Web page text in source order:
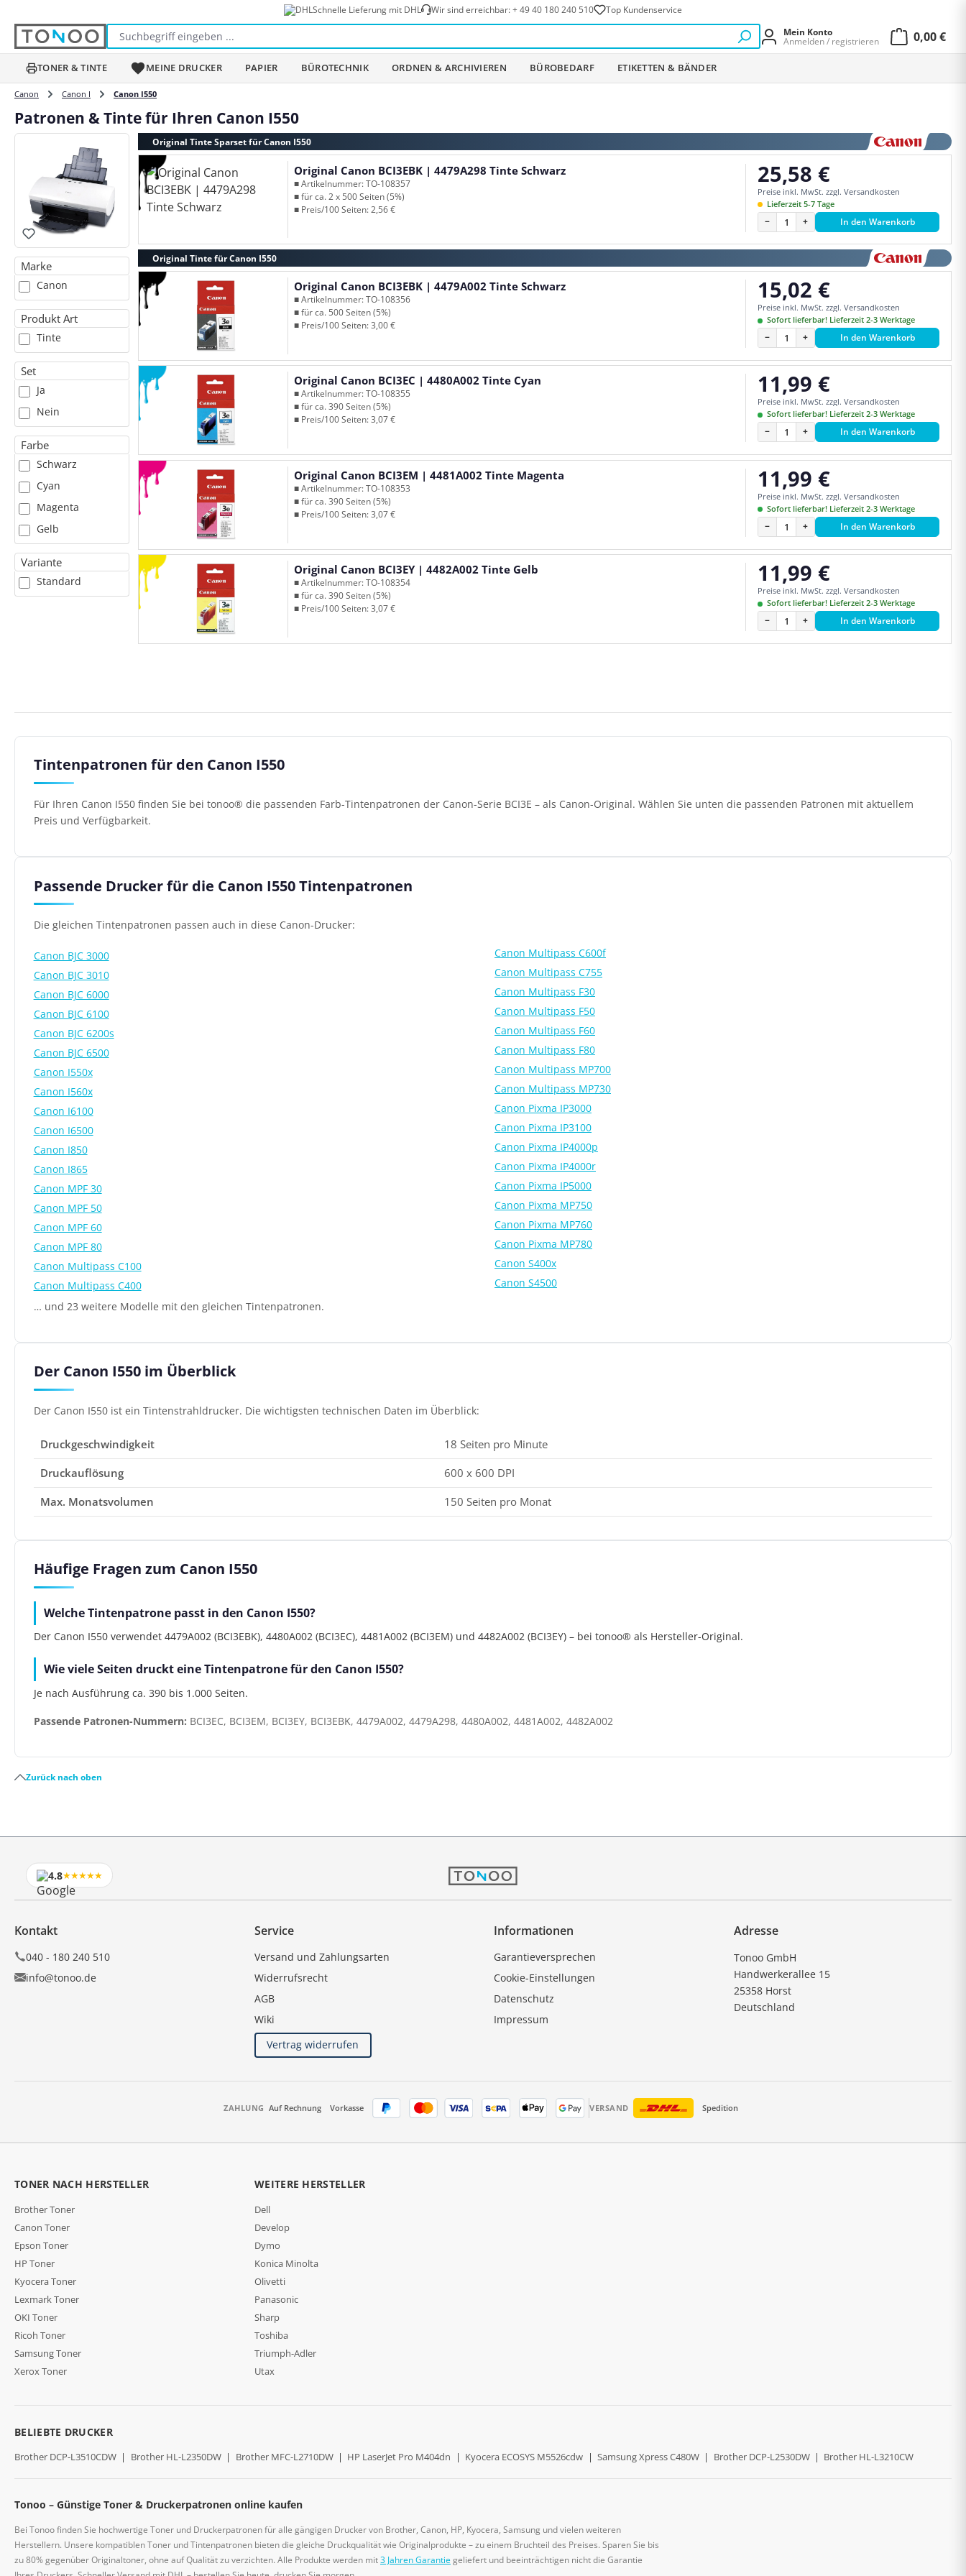
Schnelle Lieferung mit DHL Wir sind erreichbar:+ 49 40 180 240 510 Top Kundenservice
Mein Konto
Anmelden / registrieren
0,00 €
TONER & TINTE MEINE DRUCKER PAPIER BÜROTECHNIK ORDNEN & ARCHIVIEREN BÜROBEDARF ETIKETTEN & BÄNDER
Canon Canon I Canon I550
Patronen & Tinte für Ihren Canon I550
Marke
Canon
Produkt Art
Tinte
Set
Ja
Nein
Farbe
Schwarz
Cyan
Magenta
Gelb
Variante
Standard
Original Tinte Sparset für Canon I550
Original Canon BCI3EBK | 4479A298 Tinte Schwarz
■ Artikelnummer: TO-108357
■ für ca. 2 x 500 Seiten (5%)
■ Preis/100 Seiten: 2,56 €
Regulärer Preis:
25,58 €
Preise inkl. MwSt. zzgl. Versandkosten
Lieferzeit 5-7 Tage
− + In den Warenkorb
Original Tinte für Canon I550
Original Canon BCI3EBK | 4479A002 Tinte Schwarz
■ Artikelnummer: TO-108356
■ für ca. 500 Seiten (5%)
■ Preis/100 Seiten: 3,00 €
Regulärer Preis:
15,02 €
Preise inkl. MwSt. zzgl. Versandkosten
Sofort lieferbar! Lieferzeit 2-3 Werktage
− + In den Warenkorb
Original Canon BCI3EC | 4480A002 Tinte Cyan
■ Artikelnummer: TO-108355
■ für ca. 390 Seiten (5%)
■ Preis/100 Seiten: 3,07 €
Regulärer Preis:
11,99 €
Preise inkl. MwSt. zzgl. Versandkosten
Sofort lieferbar! Lieferzeit 2-3 Werktage
− + In den Warenkorb
Original Canon BCI3EM | 4481A002 Tinte Magenta
■ Artikelnummer: TO-108353
■ für ca. 390 Seiten (5%)
■ Preis/100 Seiten: 3,07 €
Regulärer Preis:
11,99 €
Preise inkl. MwSt. zzgl. Versandkosten
Sofort lieferbar! Lieferzeit 2-3 Werktage
− + In den Warenkorb
Original Canon BCI3EY | 4482A002 Tinte Gelb
■ Artikelnummer: TO-108354
■ für ca. 390 Seiten (5%)
■ Preis/100 Seiten: 3,07 €
Regulärer Preis:
11,99 €
Preise inkl. MwSt. zzgl. Versandkosten
Sofort lieferbar! Lieferzeit 2-3 Werktage
− + In den Warenkorb
Tintenpatronen für den Canon I550
Für Ihren Canon I550 finden Sie bei tonoo® die passenden Farb-Tintenpatronen der Canon-Serie BCI3E – als Canon-Original. Wählen Sie unten die passenden Patronen mit aktuellem
Preis und Verfügbarkeit.
Passende Drucker für die Canon I550 Tintenpatronen
Die gleichen Tintenpatronen passen auch in diese Canon-Drucker:
Canon BJC 3000
Canon BJC 3010
Canon BJC 6000
Canon BJC 6100
Canon BJC 6200s
Canon BJC 6500
Canon I550x
Canon I560x
Canon I6100
Canon I6500
Canon I850
Canon I865
Canon MPF 30
Canon MPF 50
Canon MPF 60
Canon MPF 80
Canon Multipass C100
Canon Multipass C400
Canon Multipass C600f
Canon Multipass C755
Canon Multipass F30
Canon Multipass F50
Canon Multipass F60
Canon Multipass F80
Canon Multipass MP700
Canon Multipass MP730
Canon Pixma IP3000
Canon Pixma IP3100
Canon Pixma IP4000p
Canon Pixma IP4000r
Canon Pixma IP5000
Canon Pixma MP750
Canon Pixma MP760
Canon Pixma MP780
Canon S400x
Canon S4500
… und 23 weitere Modelle mit den gleichen Tintenpatronen.
Der Canon I550 im Überblick
Der Canon I550 ist ein Tintenstrahldrucker. Die wichtigsten technischen Daten im Überblick:
Druckgeschwindigkeit
18 Seiten pro Minute
Druckauflösung
600 x 600 DPI
Max. Monatsvolumen
150 Seiten pro Monat
Häufige Fragen zum Canon I550
Welche Tintenpatrone passt in den Canon I550?
Der Canon I550 verwendet 4479A002 (BCI3EBK), 4480A002 (BCI3EC), 4481A002 (BCI3EM) und 4482A002 (BCI3EY) – bei tonoo® als Hersteller-Original.
Wie viele Seiten druckt eine Tintenpatrone für den Canon I550?
Je nach Ausführung ca. 390 bis 1.000 Seiten.
Passende Patronen-Nummern: BCI3EC, BCI3EM, BCI3EY, BCI3EBK, 4479A002, 4479A298, 4480A002, 4481A002, 4482A002
Zurück nach oben
4.8★★★★★
Kontakt
040 - 180 240 510
info@tonoo.de
Service
Versand und Zahlungsarten
Widerrufsrecht
AGB
Wiki
Vertrag widerrufen
Informationen
Garantieversprechen
Cookie-Einstellungen
Datenschutz
Impressum
Adresse
Tonoo GmbH
Handwerkerallee 15
25358 Horst
Deutschland
ZAHLUNG Auf Rechnung Vorkasse VERSAND Spedition
TONER NACH HERSTELLER
Brother Toner
Canon Toner
Epson Toner
HP Toner
Kyocera Toner
Lexmark Toner
OKI Toner
Ricoh Toner
Samsung Toner
Xerox Toner
WEITERE HERSTELLER
Dell
Develop
Dymo
Konica Minolta
Olivetti
Panasonic
Sharp
Toshiba
Triumph-Adler
Utax
BELIEBTE DRUCKER
Brother DCP-L3510CDW | Brother HL-L2350DW | Brother MFC-L2710DW | HP LaserJet Pro M404dn | Kyocera ECOSYS M5526cdw | Samsung Xpress C480W | Brother DCP-L2530DW | Brother HL-L3210CW
Tonoo – Günstige Toner & Druckerpatronen online kaufen
Bei Tonoo finden Sie hochwertige Toner und Druckerpatronen für alle gängigen Drucker von Brother, Canon, HP, Kyocera, Samsung und vielen weiteren
Herstellern. Unsere kompatiblen Toner und Tintenpatronen bieten die gleiche Druckqualität wie Originalprodukte – zu einem Bruchteil des Preises. Sparen Sie bis
zu 80% gegenüber Originaltoner, ohne auf Qualität zu verzichten. Alle Produkte werden mit3 Jahren Garantiegeliefert und beeinträchtigen nicht die Garantie